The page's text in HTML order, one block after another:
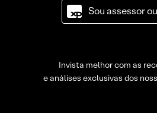
Sou assessor
Invista melhor com as
e análises exclusivas dos